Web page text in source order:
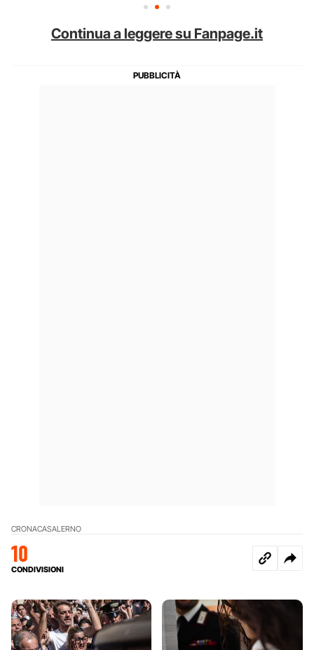
Continua a leggere su Fanpage.it
CRONACASALERNO
10
CONDIVISIONI